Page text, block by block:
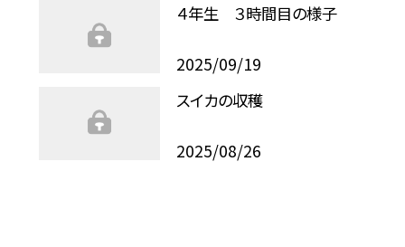
４年生 ３時間目の様子
2025/09/19
スイカの収穫
2025/08/26